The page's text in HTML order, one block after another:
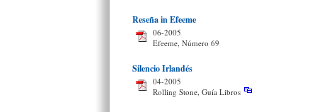
Reseña in Efeeme
06-2005
Efeeme, Número 69
Silencio Irlandés
04-2005
Rolling Stone, Guía Libros